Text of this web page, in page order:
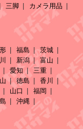
三脚 カメラ用品
福島
茨城
新潟
富山
愛知
三重
徳島
香川
山口
福岡
沖縄